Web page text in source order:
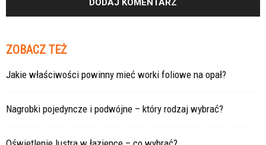
ZOBACZ TEŻ
Jakie właściwości powinny mieć worki foliowe na opał?
Nagrobki pojedyncze i podwójne – który rodzaj wybrać?